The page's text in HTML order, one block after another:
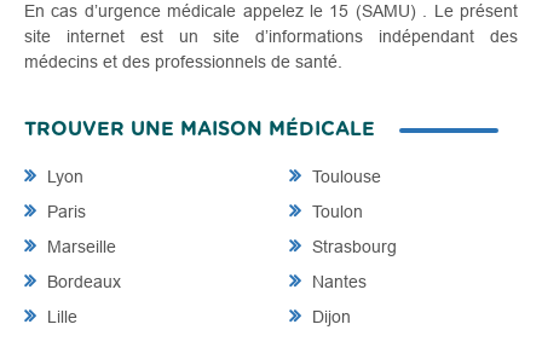
En cas d’urgence médicale appelez le 15 (SAMU) . Le présent
site internet est un site d’informations indépendant des
médecins et des professionnels de santé.
TROUVER UNE MAISON MÉDICALE
Lyon
Paris
Marseille
Bordeaux
Lille
Toulouse
Toulon
Strasbourg
Nantes
Dijon